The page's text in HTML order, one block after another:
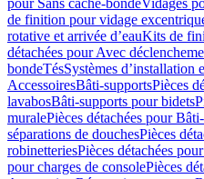
pour Sans cache-bondeVidages
de finition pour vidage
rotative et arrivée d’eauKits de
détachées pour Avec
bondeTésSystèmes d’installation
AccessoiresBâti-supportsPièces
lavabosBâti-supports pour bidets
muralePièces détachées pour
séparations de douchesPièces
robinetteriesPièces détachées
pour charges de consolePièces